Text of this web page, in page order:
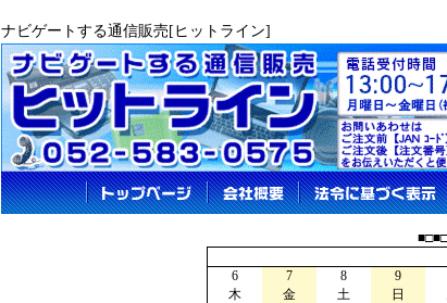
ナビゲートする通信販売[ヒットライン]
6
7 8 9
木
金 土 日